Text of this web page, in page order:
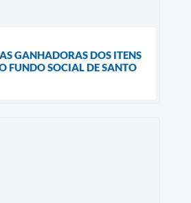
GANHADORAS DOS ITENS
FUNDO SOCIAL DE SANTO